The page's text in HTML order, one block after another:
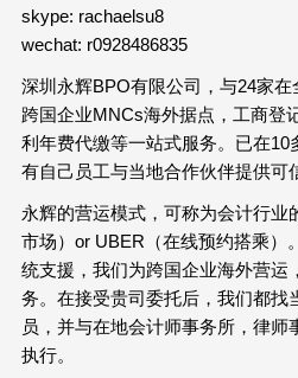
skype: rachaelsu8
wechat: r0928486835
深圳永辉BPO有限公司，与24家
跨国企业MNCs海外据点，工商登
利年费代缴等一站式服务。已在10
有自己员工与当地合作伙伴提供可
永辉的营运模式，可称为会计行业
市场）or UBER（在线预约搭乘）
统支援，我们为跨国企业海外营运
务。在接受贵司委托后，我们都找
员，并与在地会计师事务所，律师
执行。